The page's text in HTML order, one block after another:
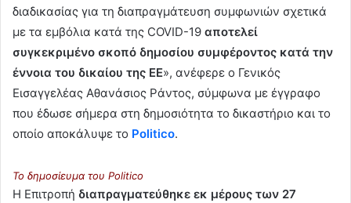
διαδικασίας για τη διαπραγμάτευση συμφωνιών σχετικά
με τα εμβόλια κατά της COVID-19 αποτελεί
συγκεκριμένο σκοπό δημοσίου συμφέροντος κατά την
έννοια του δικαίου της ΕΕ», ανέφερε ο Γενικός
Εισαγγελέας Αθανάσιος Ράντος, σύμφωνα με έγγραφο
που έδωσε σήμερα στη δημοσιότητα το δικαστήριο και το
οποίο αποκάλυψε το Politico.
To δημοσίευμα του Politico
Η Επιτροπή διαπραγματεύθηκε εκ μέρους των 27